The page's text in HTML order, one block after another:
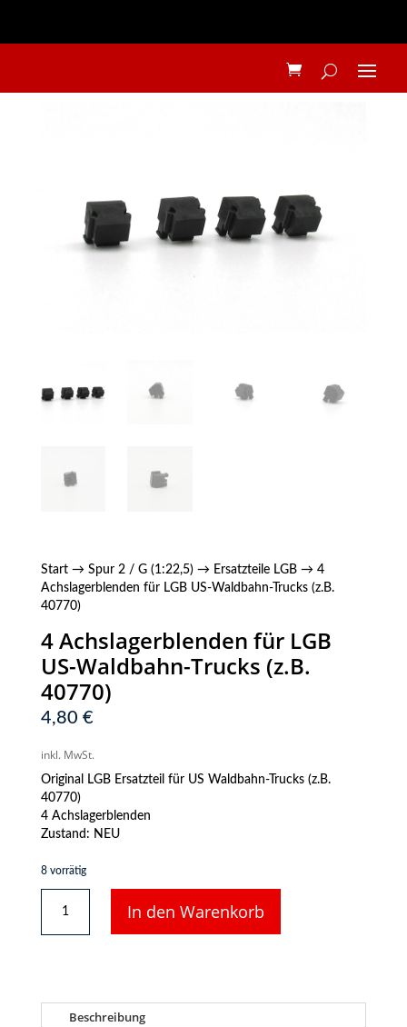
Start→ Spur 2 / G (1:22,5)→ Ersatzteile LGB→ 4
Achslagerblenden für LGB US-Waldbahn-Trucks (z.B.
40770)
4 Achslagerblenden für LGB
US-Waldbahn-Trucks (z.B.
40770)
4,80 €
inkl. MwSt.
Original LGB Ersatzteil für US Waldbahn-Trucks (z.B.
40770)
4 Achslagerblenden
Zustand: NEU
8 vorrätig
Achslagerblenden
für
Trucks
In den Warenkorb
Beschreibung